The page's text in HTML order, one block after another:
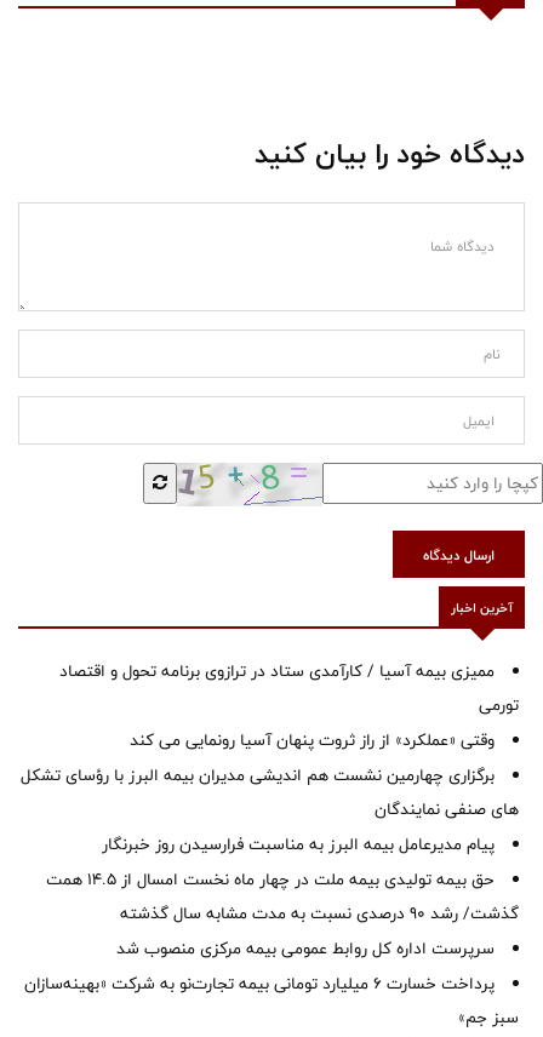
دیدگاه خود را بیان کنید
ارسال دیدگاه
آخرین اخبار
ممیزی بیمه آسیا / کارآمدی ستاد در ترازوی برنامه تحول و اقتصاد
تورمی
وقتی «عملکرد» از راز ثروت پنهان آسیا رونمایی می کند
برگزاری چهارمین نشست هم اندیشی مدیران بیمه البرز با رؤسای تشکل
های صنفی نمایندگان
پیام مدیرعامل بیمه البرز به مناسبت فرارسیدن روز خبرنگار
حق بیمه تولیدی بیمه ملت در چهار ماه نخست امسال از 14.5 همت
گذشت/ رشد 90 درصدی نسبت به مدت مشابه سال گذشته
سرپرست اداره كل روابط عمومی بیمه مركزی منصوب شد
پرداخت خسارت ۶ میلیارد تومانی بیمه تجارت‌نو به شرکت «بهینه‌سازان
سبز جم»